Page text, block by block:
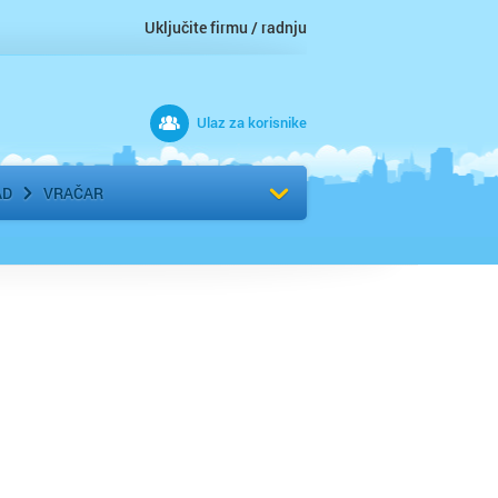
Uključite firmu / radnju
Ulaz za korisnike
VRAČAR